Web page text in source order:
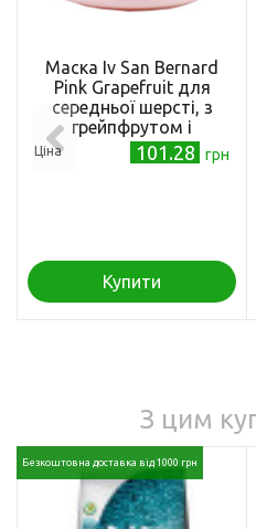
Маска Iv San Bernard
Pink Grapefruit для
середньої шерсті, з
грейпфрутом і
вітаміном В6, 20мл
Ціна 101.28 грн
Купити
З цим
Безкоштовна доставка від 1000 грн